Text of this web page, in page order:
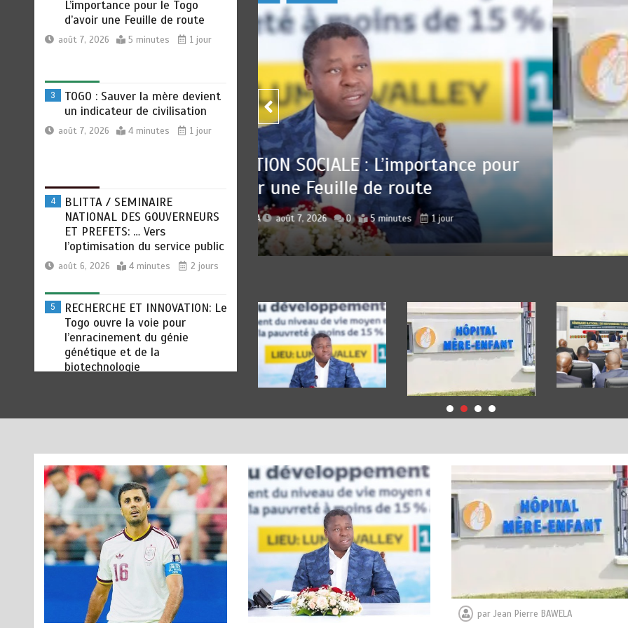
un indicateur de civilisation
août 7, 2026 4 minutes 1 jour
4
BLITTA / SEMINAIRE
NATIONAL DES GOUVERNEURS
ET PREFETS: … Vers
5
RECHERCHE ET INNOVATION: Le
Togo ouvre la voie pour
l’enracinement du génie
génétique et de la
biotechnologie
6
TOGO : Bon vent dans les
secteurs des transports et du
tourisme
août 6, 2026 4 minutes
RODRI AU BARÇA PLUTOT
août 7, 2026 5 minutes 1 jour
2
TRANSFORMATION SOCIALE :
L’importance pour le Togo
d’avoir une Feuille de route
août 7, 2026 5 minutes
3
Feuille de route
5 minutes 1 jour
TOGO : Sauver la mère devient un
civilisation
parJean Pierre BAWELA août 7, 2026 0
par Jean Pierre BAWELA